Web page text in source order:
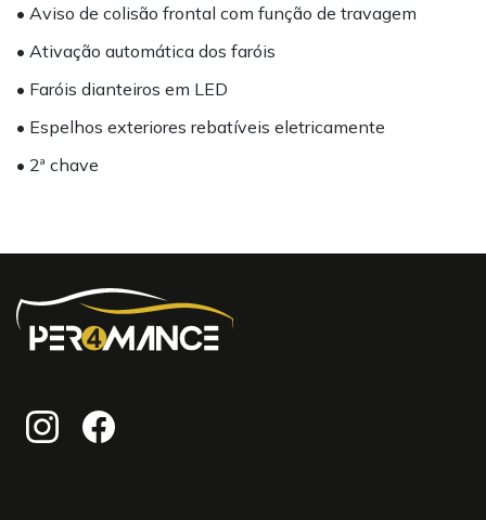
• Aviso de colisão frontal com função de travagem
• Ativação automática dos faróis
• Faróis dianteiros em LED
• Espelhos exteriores rebatíveis eletricamente
• 2ª chave